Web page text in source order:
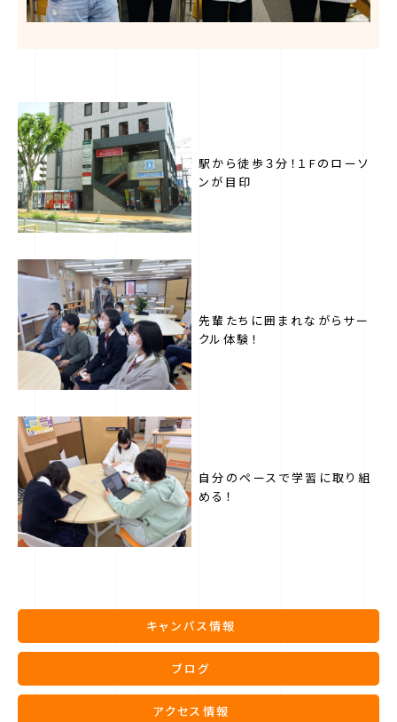
駅から徒歩３分！１Fのローソ
ンが目印
先輩たちに囲まれながらサー
クル体験！
自分のペースで学習に取り組
める！
キャンパス情報
ブログ
アクセス情報